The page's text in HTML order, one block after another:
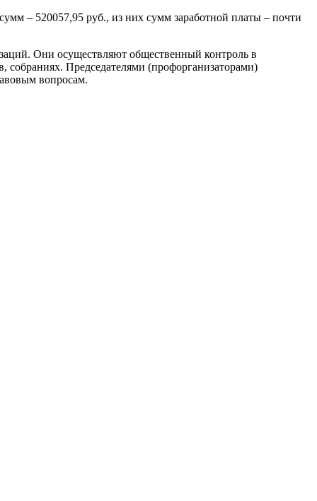
– 520057,95 руб., из них сумм заработной платы – почти
Они осуществляют общественный контроль в
собраниях. Председателями (профорганизаторами)
вопросам.